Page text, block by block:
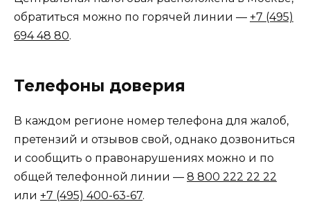
обратиться можно по горячей линии — +7 (495)
694 48 80.
Телефоны доверия
В каждом регионе номер телефона для жалоб,
претензий и отзывов свой, однако дозвониться
и сообщить о правонарушениях можно и по
общей телефонной линии — 8 800 222 22 22
или +7 (495) 400-63-67.